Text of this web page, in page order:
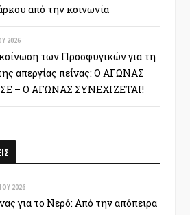
από την κοινωνία
2026
των Προσφυγικών για τη
απεργίας πείνας: Ο ΑΓΩΝΑΣ
– Ο ΑΓΩΝΑΣ ΣΥΝΕΧΙΖΕΤΑΙ!
2026
για το Νερό: Από την απόπειρα